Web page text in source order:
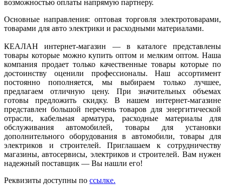
возможностью оплаты напрямую партнеру.
Основные направления: оптовая торговля электротоварами,
товарами для авто электрики и расходными материалами.
КЕАЛАН интернет-магазин — в каталоге представлены
товары которые можно купить оптом и мелким оптом. Наша
компания продает только качественные товары которые по
достоинству оценили профессионалы. Наш ассортимент
постоянно пополняется, мы выбираем только лучшее,
предлагаем отличную цену. При значительных объемах
готовы предложить скидку. В нашем интернет-магазине
представлен большой перечень товаров для энергитической
отрасли, кабельная арматура, расходные материалы для
обслуживания автомобилей, товары для установки
дополнительного оборудования в автомобили, товары для
электриков и строителей. Приглашаем к сотрудничеству
магазины, автосервисы, электриков и строителей. Вам нужен
надежный поставщик — Вы нашли его!
Реквизиты доступны по ссылке.